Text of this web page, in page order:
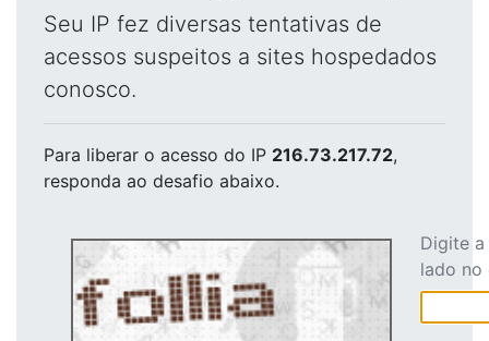
Seu IP fez diversas tentativas de
acessos suspeitos a sites hospedados
conosco.
Para liberar o acesso do IP 216.73.217.72,
responda ao desafio abaixo.
Digite
lado no